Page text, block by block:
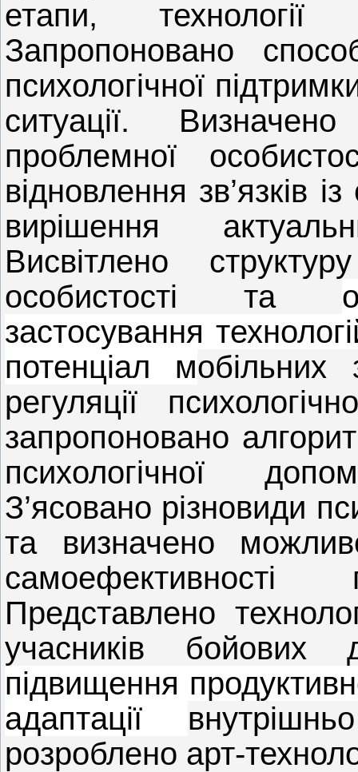
етапи, технології
Запропоновано
психологічної
ситуації.
проблемної
відновлення зв’язків
вирішення
Висвітлено
особистості та
застосування
потенціал мобільних
регуляції
запропоновано
психологічної
З’ясовано різновиди
та визначено
Представлено
учасників
підвищення
адаптації
розроблено арт-